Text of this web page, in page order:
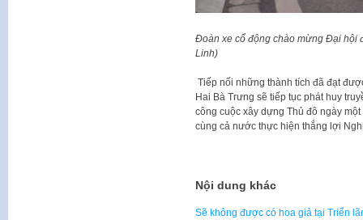
Đoàn xe cổ động chào mừng Đại hội
Linh)
Tiếp nối những thành tích đã đạt
Hai Bà Trưng sẽ tiếp tục phát huy
công cuộc xây dựng Thủ đô ngày
cùng cả nước thực hiện thắng lợi
Nội dung khác
Sẽ không được có hoa giả tại Triển